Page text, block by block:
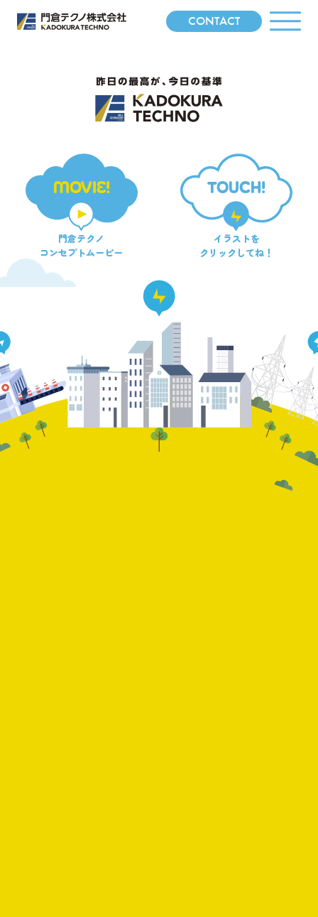
CONTACT
MOVIE!
門倉テクノ
コンセプトムービー
TOUCH!
イラストを
クリックしてね！